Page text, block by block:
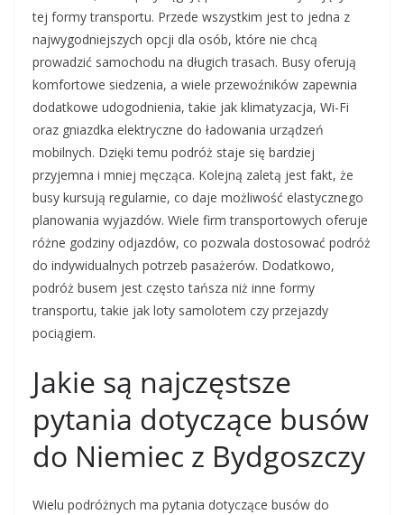
tej formy transportu. Przede wszystkim jest to jedna z
najwygodniejszych opcji dla osób, które nie chcą
prowadzić samochodu na długich trasach. Busy oferują
komfortowe siedzenia, a wiele przewoźników zapewnia
dodatkowe udogodnienia, takie jak klimatyzacja, Wi-Fi
oraz gniazdka elektryczne do ładowania urządzeń
mobilnych. Dzięki temu podróż staje się bardziej
przyjemna i mniej męcząca. Kolejną zaletą jest fakt, że
busy kursują regularnie, co daje możliwość elastycznego
planowania wyjazdów. Wiele firm transportowych oferuje
różne godziny odjazdów, co pozwala dostosować podróż
do indywidualnych potrzeb pasażerów. Dodatkowo,
podróż busem jest często tańsza niż inne formy
transportu, takie jak loty samolotem czy przejazdy
pociągiem.
Jakie są najczęstsze
pytania dotyczące busów
do Niemiec z Bydgoszczy
Wielu podróżnych ma pytania dotyczące busów do